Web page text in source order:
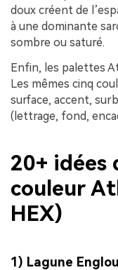
doux créent de
à une dominante
sombre ou saturé.
Enfin, les palettes
Les mêmes cinq
surface, accent,
(lettrage, fond,
20+ idées
couleur
HEX)
1) Lagune